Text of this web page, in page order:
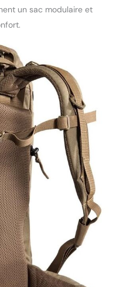
un sac modulaire et